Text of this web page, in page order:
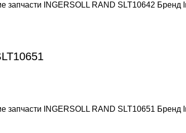
INGERSOLL RAND SLT10642
INGERSOLL RAND SLT10651